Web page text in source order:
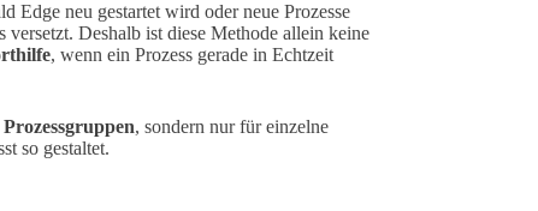
Edge neu gestartet wird oder neue Prozesse
Deshalb ist diese Methode allein keine
, wenn ein Prozess gerade in Echtzeit
, sondern nur für einzelne
so gestaltet.